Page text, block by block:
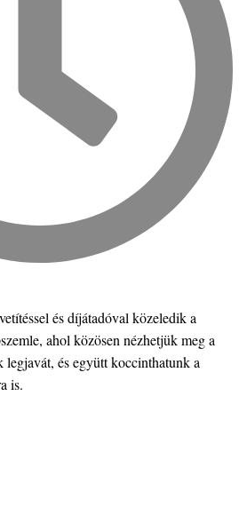
és díjátadóval közeledik a
ahol közösen nézhetjük meg a
és együtt koccinthatunk a
is.